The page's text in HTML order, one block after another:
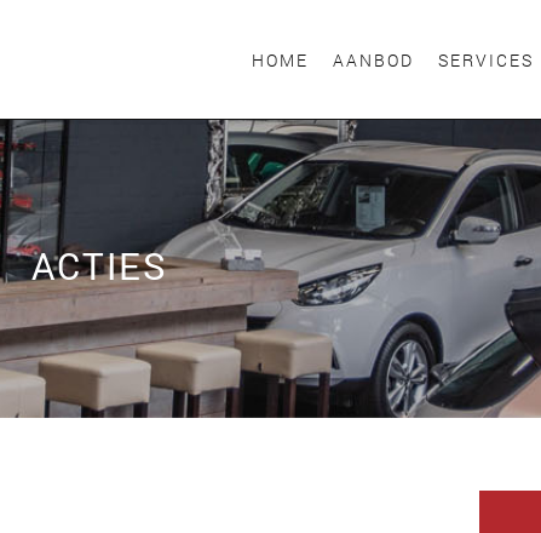
HOME AANBOD SERVICES
ACTIES